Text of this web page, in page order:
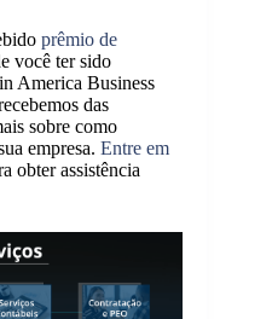
prêmio de
você ter sido
America Business
das
sobre como
empresa. Entre em
obter assistência